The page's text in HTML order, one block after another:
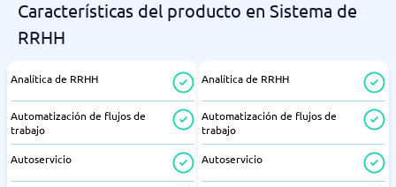
Características del producto en Sistema de
RRHH
Analítica de RRHH
Automatización de flujos de
trabajo
Autoservicio
Analítica de RRHH
Automatización de flujos de
trabajo
Autoservicio